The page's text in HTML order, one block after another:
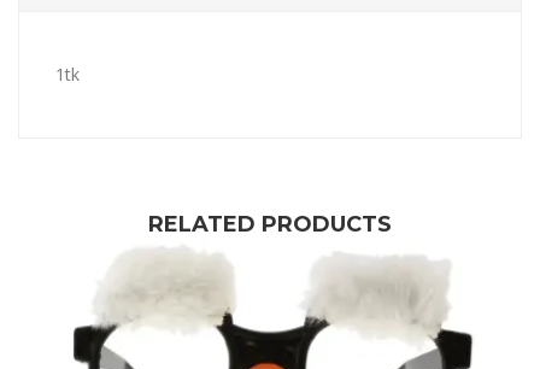
1tk
RELATED PRODUCTS